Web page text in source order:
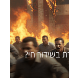
בשידור חי?